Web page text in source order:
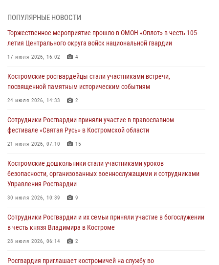
04 августа 2026, 11:35
Состоялась рабочая встреча директора Росгвардии Героя России
генерала армии Виктора Золотова с заместителем полномочного
представителя Президента Российской Федерации в Северо-
31 июля 2026, 07:08 4
Росгвардейцы знакомят костромичей со службой в ведомстве
Костромские дошкольники стали участниками уроков
безопасности, организованных военнослужащими и сотрудниками
30 июля 2026, 10:39 9
Костромичи активно используют портал «Единых государственных
услуг» для получения услуг по линии Росгвардии
ПОПУЛЯРНЫЕ НОВОСТИ
Торжественное мероприятие прошло в ОМОН «Оплот» в честь 105-
летия Центрального округа войск национальной гвардии
17 июля 2026, 16:02 4
Костромские росгвардейцы стали участниками встречи,
посвященной памятным историческим событиям
24 июля 2026, 14:33 2
Сотрудники Росгвардии приняли участие в православном
фестивале «Святая Русь» в Костромской области
21 июля 2026, 07:10 15
Костромские дошкольники стали участниками уроков
безопасности, организованных военнослужащими и сотрудниками
Управления Росгвардии
30 июля 2026, 10:39 9
Cотрудники Росгвардии и их семьи приняли участие в богослужении
в честь князя Владимира в Костроме
28 июля 2026, 06:14 2
Росгвардия приглашает костромичей на службу во